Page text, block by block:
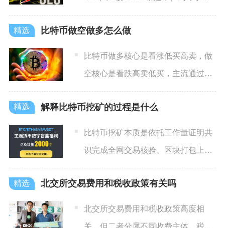
6.82元人民币，美
比特币做空做多怎么做
比特币做多核心是看涨低买高卖，做
空核心是看跌高卖低买，主流通过永
续合约、交割合约及现货杠杆
解释比特币挖矿的过程是什么
比特币挖矿本质是依托工作量证明共
识完成全网交易核验、区块打包上链
的去中心化记账工作，整套流
北交所交易费用和税收政策有关吗
北交所交易费用和税收政策高度相